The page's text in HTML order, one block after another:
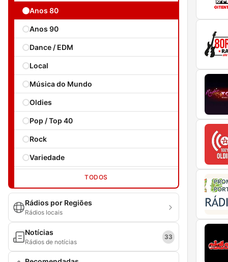
Anos 80
Anos 90
Dance / EDM
Local
Música do Mundo
Oldies
Pop / Top 40
Rock
Variedade
TODOS
Rádios por Regiões
Rádios locais
Notícias
Rádios de notícias
33